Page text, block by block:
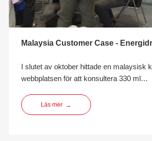
Malaysia Customer Case -
I slutet av oktober hittade en malaysisk
webbplatsen för att konsultera 330 ml
nästan en månads kommunikation valde
samarbeta med oss ​​vad gäller export-
Läs mer →